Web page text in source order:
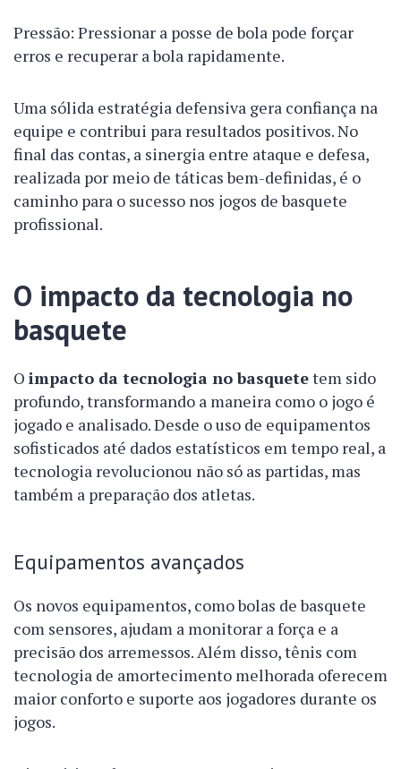
Pressão: Pressionar a posse de bola pode forçar
erros e recuperar a bola rapidamente.
Uma sólida estratégia defensiva gera confiança na
equipe e contribui para resultados positivos. No
final das contas, a sinergia entre ataque e defesa,
realizada por meio de táticas bem-definidas, é o
caminho para o sucesso nos jogos de basquete
profissional.
O impacto da tecnologia no
basquete
O impacto da tecnologia no basquetetem sido
profundo, transformando a maneira como o jogo é
jogado e analisado. Desde o uso de equipamentos
sofisticados até dados estatísticos em tempo real, a
tecnologia revolucionou não só as partidas, mas
também a preparação dos atletas.
Equipamentos avançados
Os novos equipamentos, como bolas de basquete
com sensores, ajudam a monitorar a força e a
precisão dos arremessos. Além disso, tênis com
tecnologia de amortecimento melhorada oferecem
maior conforto e suporte aos jogadores durante os
jogos.